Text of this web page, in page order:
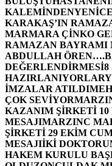
KALEMİNDEN
KARAKAŞ’IN
MARMARA ÇİNKO
RAMAZAN BAYRAMI
ABDULLAH ÖREN….
DEĞERLENDİRMESİ8
HAZIRLANIYORLAR
İMZALAR ATILDI
ÇOK SEVİYOR
KAZANIM ŞİRKETİ 10
MESAJIMARZINC
ŞİRKETİ 29 EKİM
MESAJIİKİ
HAKEM KURULU